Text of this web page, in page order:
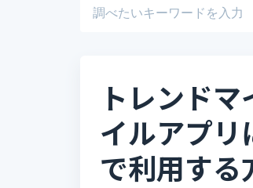
トレンド
イルアプリ
で利用する